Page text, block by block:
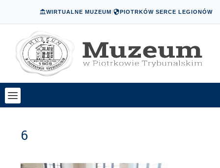
WIRTUALNE MUZEUM| PIOTRKÓW SERCE LEGIONÓW
6